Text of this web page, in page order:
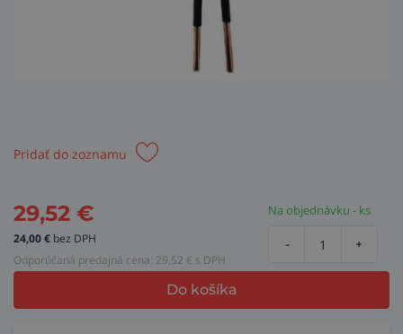
Pridať do zoznamu
29,52 €
24,00€ bez DPH
Odporúčaná predajná cena: 29,52 € s DPH
Na objednávku - ks
- +
Do košíka